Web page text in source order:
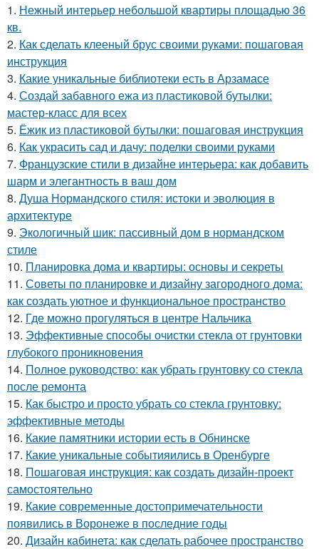
1. Нежный интерьер небольшой квартиры площадью 36
кв.
2. Как сделать клееный брус своими руками: пошаговая
инструкция
3. Какие уникальные библиотеки есть в Арзамасе
4. Создай забавного ежа из пластиковой бутылки:
мастер-класс для всех
5. Ёжик из пластиковой бутылки: пошаговая инструкция
6. Как украсить сад и дачу: поделки своими руками
7. Французские стили в дизайне интерьера: как добавить
шарм и элегантность в ваш дом
8. Душа Нормандского стиля: истоки и эволюция в
архитектуре
9. Экологичный шик: пассивный дом в нормандском
стиле
10. Планировка дома и квартиры: основы и секреты
11. Советы по планировке и дизайну загородного дома:
как создать уютное и функциональное пространство
12. Где можно прогуляться в центре Нальчика
13. Эффективные способы очистки стекла от грунтовки
глубокого проникновения
14. Полное руководство: как убрать грунтовку со стекла
после ремонта
15. Как быстро и просто убрать со стекла грунтовку:
эффективные методы
16. Какие памятники истории есть в Обнинске
17. Какие уникальные событияились в Оренбурге
18. Пошаговая инструкция: как создать дизайн-проект
самостоятельно
19. Какие современные достопримечательности
появились в Воронеже в последние годы
20. Дизайн кабинета: как сделать рабочее пространство